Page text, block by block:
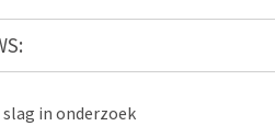
in onderzoek